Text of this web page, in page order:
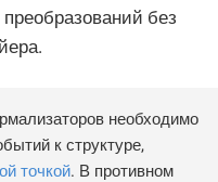
без
необходимо
к структуре,
точкой. В противном